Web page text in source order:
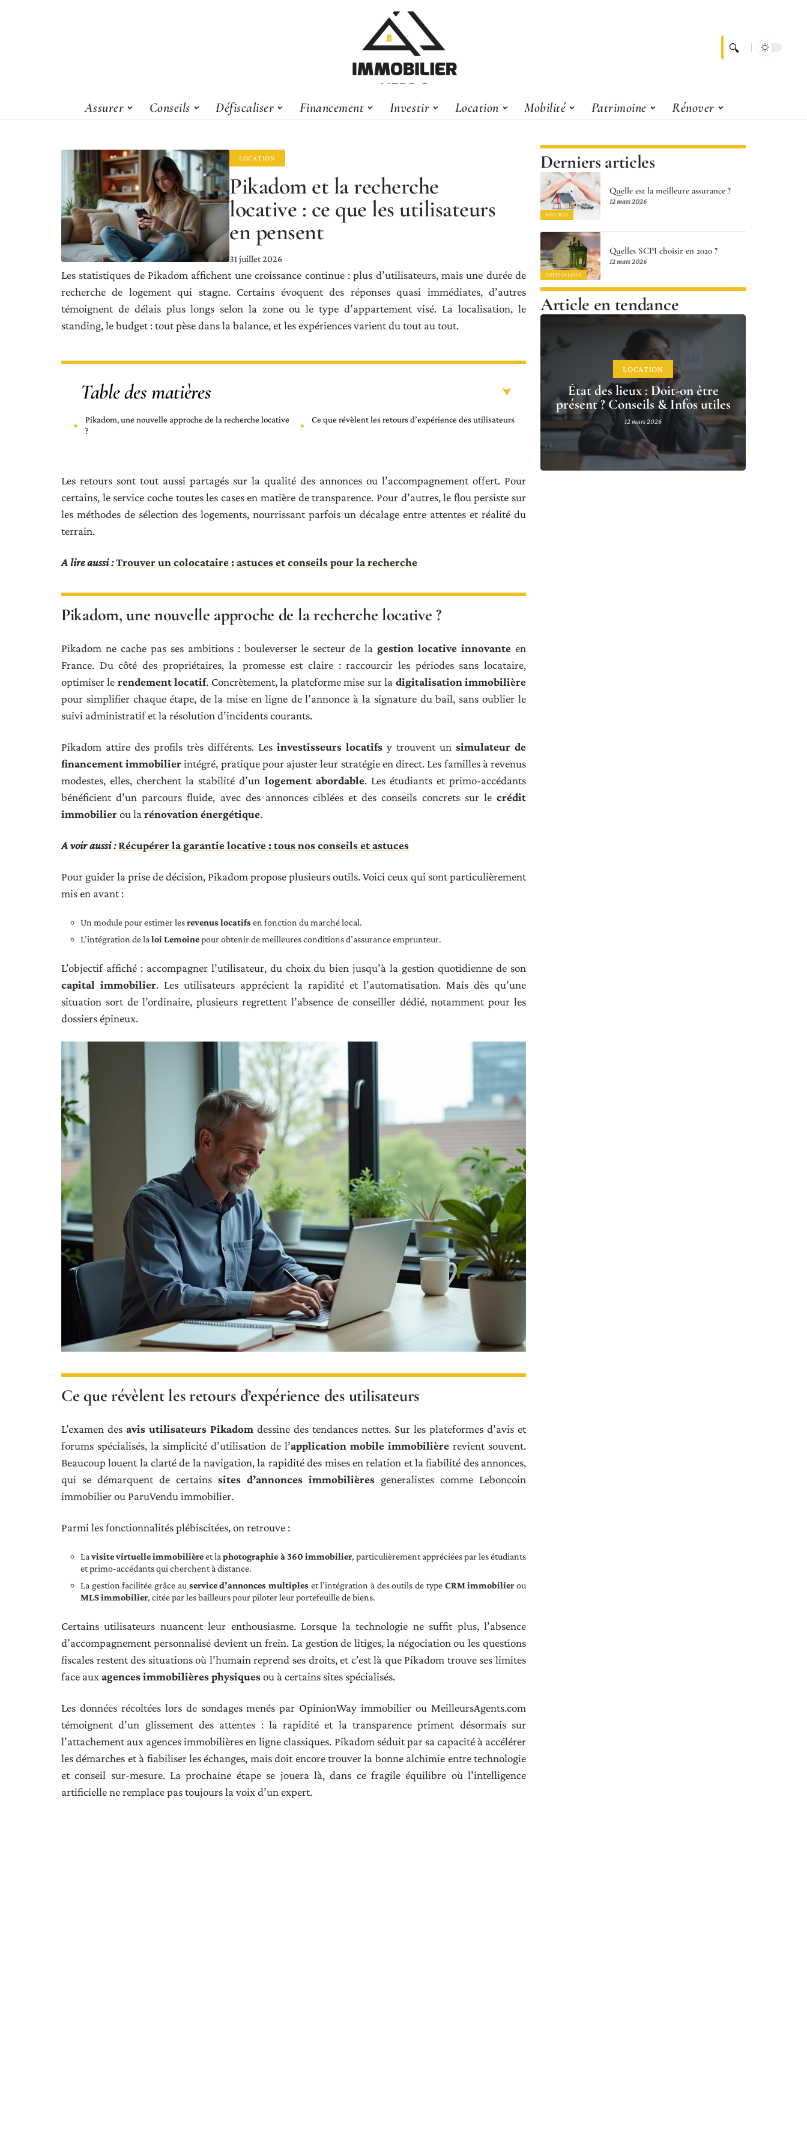
Assurer Conseils Défiscaliser Financement Investir Location Mobilité Patrimoine Rénover
LOCATION
Pikadom et la recherche
locative : ce que les utilisateurs
en pensent
31 juillet 2026
Les statistiques de Pikadom affichent une croissance continue : plus d’utilisateurs, mais une durée de
recherche de logement qui stagne. Certains évoquent des réponses quasi immédiates, d’autres
témoignent de délais plus longs selon la zone ou le type d’appartement visé. La localisation, le
standing, le budget : tout pèse dans la balance, et les expériences varient du tout au tout.
Table des matières
Pikadom, une nouvelle approche de la recherche locative
?
Ce que révèlent les retours d’expérience des utilisateurs
Les retours sont tout aussi partagés sur la qualité des annonces ou l’accompagnement offert. Pour
certains, le service coche toutes les cases en matière de transparence. Pour d’autres, le flou persiste sur
les méthodes de sélection des logements, nourrissant parfois un décalage entre attentes et réalité du
terrain.
A lire aussi :Trouver un colocataire : astuces et conseils pour la recherche
Pikadom, une nouvelle approche de la recherche locative ?
Pikadom ne cache pas ses ambitions : bouleverser le secteur de lagestion locative innovante en
France. Du côté des propriétaires, la promesse est claire : raccourcir les périodes sans locataire,
optimiser le rendement locatif. Concrètement, la plateforme mise sur la digitalisation immobilière
pour simplifier chaque étape, de la mise en ligne de l’annonce à la signature du bail, sans oublier le
suivi administratif et la résolution d’incidents courants.
Pikadom attire des profils très différents. Les investisseurs locatifs y trouvent un simulateur de
financement immobilierintégré, pratique pour ajuster leur stratégie en direct. Les familles à revenus
modestes, elles, cherchent la stabilité d’un logement abordable. Les étudiants et primo-accédants
bénéficient d’un parcours fluide, avec des annonces ciblées et des conseils concrets sur le crédit
immobilierou la rénovation énergétique.
A voir aussi :Récupérer la garantie locative : tous nos conseils et astuces
Pour guider la prise de décision, Pikadom propose plusieurs outils. Voici ceux qui sont particulièrement
mis en avant :
Un module pour estimer lesrevenus locatifs en fonction du marché local.
L’intégration de la loi Lemoinepour obtenir de meilleures conditions d’assurance emprunteur.
L’objectif affiché : accompagner l’utilisateur, du choix du bien jusqu’à la gestion quotidienne de son
capital immobilier. Les utilisateurs apprécient la rapidité et l’automatisation. Mais dès qu’une
situation sort de l’ordinaire, plusieurs regrettent l’absence de conseiller dédié, notamment pour les
dossiers épineux.
Ce que révèlent les retours d’expérience des utilisateurs
L’examen des avis utilisateurs Pikadom dessine des tendances nettes. Sur les plateformes d’avis et
forums spécialisés, la simplicité d’utilisation de l’application mobile immobilièrerevient souvent.
Beaucoup louent la clarté de la navigation, la rapidité des mises en relation et la fiabilité des annonces,
qui se démarquent de certains sites d’annonces immobilières generalistes comme Leboncoin
immobilier ou ParuVendu immobilier.
Parmi les fonctionnalités plébiscitées, on retrouve :
Lavisite virtuelle immobilièreet laphotographie à 360 immobilier, particulièrement appréciées par les étudiants
et primo-accédants qui cherchent à distance.
La gestion facilitée grâce au service d’annonces multiples et l’intégration à des outils de type CRM immobilier ou
MLS immobilier, citée par les bailleurs pour piloter leur portefeuille de biens.
Certains utilisateurs nuancent leur enthousiasme. Lorsque la technologie ne suffit plus, l’absence
d’accompagnement personnalisé devient un frein. La gestion de litiges, la négociation ou les questions
fiscales restent des situations où l’humain reprend ses droits, et c’est là que Pikadom trouve ses limites
face auxagences immobilières physiquesou à certains sites spécialisés.
Les données récoltées lors de sondages menés par OpinionWay immobilier ou MeilleursAgents.com
témoignent d’un glissement des attentes : la rapidité et la transparence priment désormais sur
l’attachement aux agences immobilières en ligne classiques. Pikadom séduit par sa capacité à accélérer
les démarches et à fiabiliser les échanges, mais doit encore trouver la bonne alchimie entre technologie
et conseil sur-mesure. La prochaine étape se jouera là, dans ce fragile équilibre où l’intelligence
artificielle ne remplace pas toujours la voix d’un expert.
Derniers articles
ASSURER
Quelle est la meilleure assurance ?
12 mars 2026
DÉFISCALISER
Quelles SCPI choisir en 2020 ?
12 mars 2026
Article en tendance
LOCATION
État des lieux : Doit-on être
présent ? Conseils & Infos utiles
12 mars 2026